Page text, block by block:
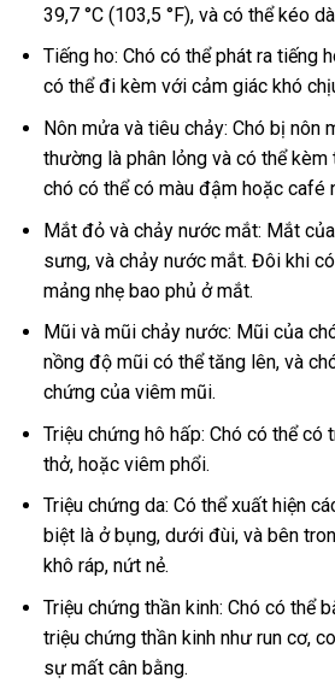
39,7 °C (103,5 °F), và có thể kéo
Tiếng ho: Chó có thể phát ra tiếng
có thể đi kèm với cảm giác khó
Nôn mửa và tiêu chảy: Chó bị nôn
thường là phân lỏng và có thể kèm
chó có thể có màu đậm hoặc café
Mắt đỏ và chảy nước mắt: Mắt
sưng, và chảy nước mắt. Đôi khi
mảng nhẹ bao phủ ở mắt.
Mũi và mũi chảy nước: Mũi của
nồng độ mũi có thể tăng lên, và
chứng của viêm mũi.
Triệu chứng hô hấp: Chó có thể có
thở, hoặc viêm phổi.
Triệu chứng da: Có thể xuất hiện
biệt là ở bụng, dưới đùi, và bên
khô ráp, nứt nẻ.
Triệu chứng thần kinh: Chó có thể
triệu chứng thần kinh như run cơ,
sự mất cân bằng.